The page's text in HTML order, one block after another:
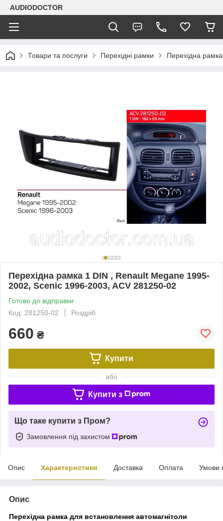
AUDIODOCTOR
Товари та послуги Перехідні рамки Перехідна
Перехідна рамка 1 DIN , Renault Megane 1995-
2002, Scenic 1996-2003, ACV 281250-02
Готово до відправки
Код: 281250-02
Роздріб
660 ₴
Купити
або
Купити з
Що таке купити з Пром?
Замовлення під захистом
Опис Характеристики Доставка Оплата Умови
Опис
Перехідна рамка для встановлення автомагнітоли